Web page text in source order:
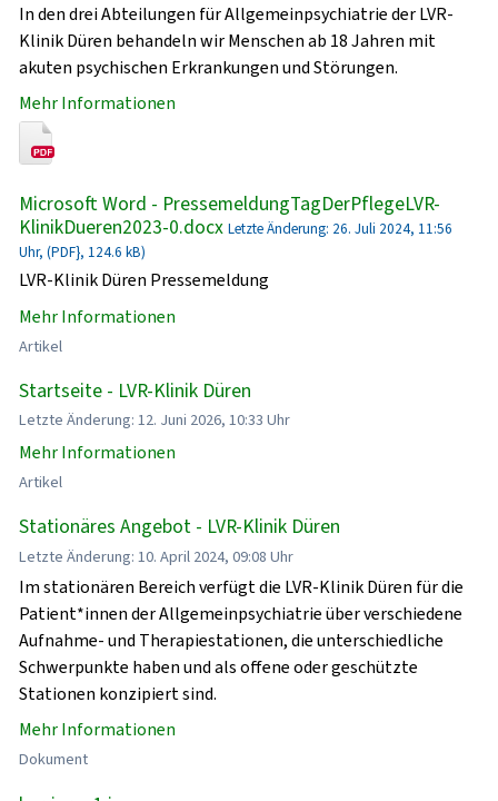
In den drei Abteilungen für Allgemeinpsychiatrie der LVR-
Klinik Düren behandeln wir Menschen ab 18 Jahren mit
akuten psychischen Erkrankungen und Störungen.
Mehr Informationen
Microsoft Word - PressemeldungTagDerPflegeLVR-
KlinikDueren2023-0.docx Letzte Änderung: 26. Juli 2024, 11:56
Uhr, (PDF}, 124.6 kB)
LVR-Klinik Düren Pressemeldung
Mehr Informationen
Artikel
Startseite - LVR-Klinik Düren
Letzte Änderung: 12. Juni 2026, 10:33 Uhr
Mehr Informationen
Artikel
Stationäres Angebot - LVR-Klinik Düren
Letzte Änderung: 10. April 2024, 09:08 Uhr
Im stationären Bereich verfügt die LVR-Klinik Düren für die
Patient*innen der Allgemeinpsychiatrie über verschiedene
Aufnahme- und Therapiestationen, die unterschiedliche
Schwerpunkte haben und als offene oder geschützte
Stationen konzipiert sind.
Mehr Informationen
Dokument